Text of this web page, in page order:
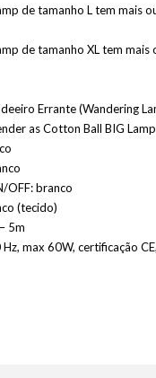
de tamanho L tem mais
de tamanho XL tem mais
Errante (Wandering
as Cotton Ball BIG
OFF: branco
(tecido)
5m
max 60W, certificação